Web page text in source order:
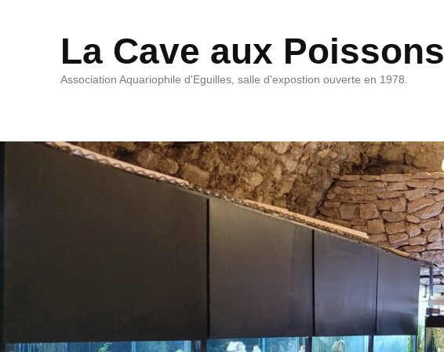
La Cave aux Poissons
Association Aquariophile d'Eguilles, salle d'expostion ouverte en 1978.